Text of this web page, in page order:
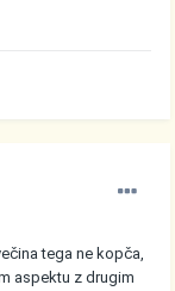
tega ne kopča,
aspektu z drugim